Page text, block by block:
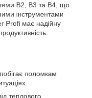
B2, B3 та B4, що
інструментами
Profi має надійну
поломкам
теплового